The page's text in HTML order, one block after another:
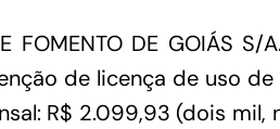
FOMENTO DE GOIÁS
de licença de uso
R$ 2.099,93 (dois